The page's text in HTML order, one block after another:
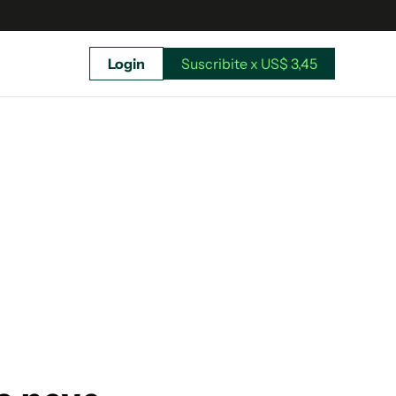
Login Suscribite x US$ 3,45